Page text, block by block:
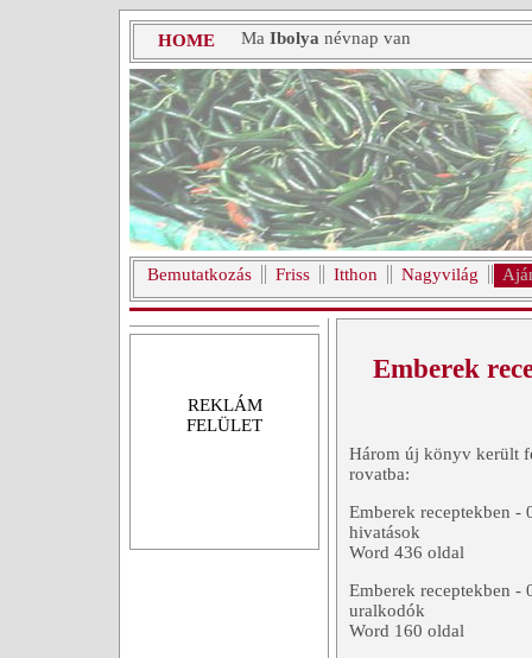
HOME Ma Ibolya névnap van
Bemutatkozás Friss Itthon Nagyvilág
REKLÁM
FELÜLET
Emberek
Három új könyv került
rovatba:
Emberek receptekben -
hivatások
Word 436 oldal
Emberek receptekben -
uralkodók
Word 160 oldal